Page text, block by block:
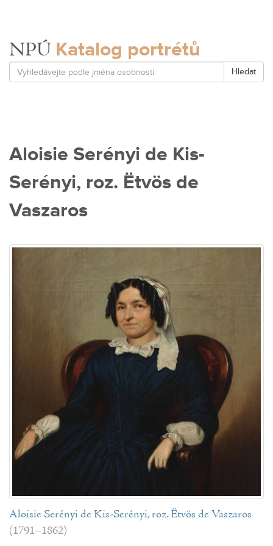
NPÚ Katalog portrétů
Hledat
Aloisie Serényi de Kis-
Serényi, roz. Ëtvös de
Vaszaros
Aloisie Serényi de Kis-Serényi, roz. Ëtvös de Vaszaros
(1791–1862)